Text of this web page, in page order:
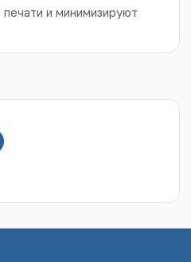
и минимизируют